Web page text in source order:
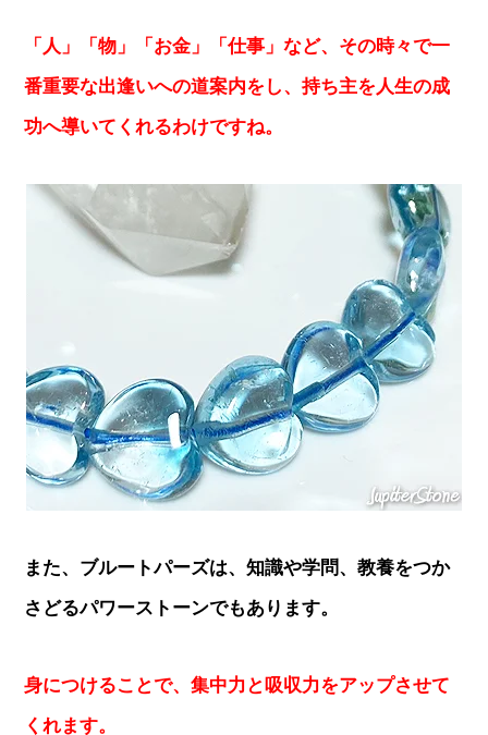
「人」「物」「お金」「仕事」など、その時々で一
番重要な出逢いへの道案内をし、持ち主を人生の成
功へ導いてくれるわけですね。
また、ブルートパーズは、知識や学問、教養をつか
さどるパワーストーンでもあります。
身につけることで、集中力と吸収力をアップさせて
くれます。